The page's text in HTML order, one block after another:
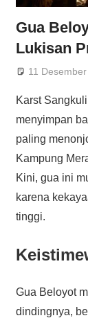
Gua
Lukisan
11
Karst
menyimpan
paling
Kampung
Kini, gua ini
karena
tinggi.
Gua Beloyot
dindingnya,